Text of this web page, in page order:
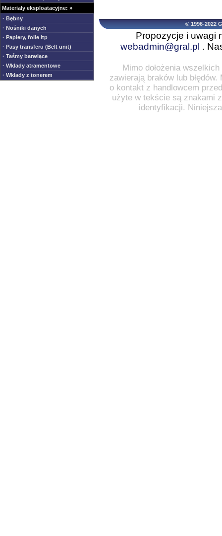
Materiały eksploatacyjne: »
· Bębny
· Nośniki danych
· Papiery, folie itp
· Pasy transferu (Belt unit)
· Taśmy barwiące
· Wkłady atramentowe
· Wkłady z tonerem
© 1996-2022
Propozycje i uwagi
webadmin@gral.pl .
Mimo dołożenia
zawierają braków lub
o kontakt z handlowcem
użyte w tekście są znakami
identyfikacji.